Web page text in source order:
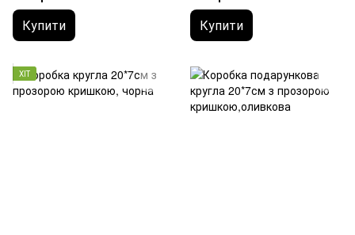
Купити Купити
ХІТ